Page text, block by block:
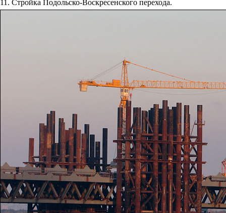
11. Стройка Подольско-Воскресенского перехода.